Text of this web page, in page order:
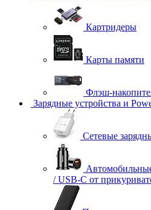
Картридеры
Карты памяти
Флэш-
Зарядные устройства и
Сетевые
/ USB-C от